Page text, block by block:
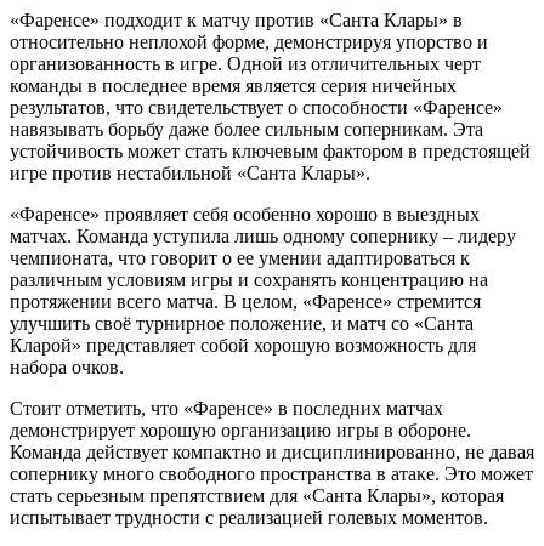
«Фаренсе» подходит к матчу против «Санта Клары» в
относительно неплохой форме, демонстрируя упорство и
организованность в игре. Одной из отличительных черт
команды в последнее время является серия ничейных
результатов, что свидетельствует о способности «Фаренсе»
навязывать борьбу даже более сильным соперникам. Эта
устойчивость может стать ключевым фактором в предстоящей
игре против нестабильной «Санта Клары».
«Фаренсе» проявляет себя особенно хорошо в выездных
матчах. Команда уступила лишь одному сопернику – лидеру
чемпионата, что говорит о ее умении адаптироваться к
различным условиям игры и сохранять концентрацию на
протяжении всего матча. В целом, «Фаренсе» стремится
улучшить своё турнирное положение, и матч со «Санта
Кларой» представляет собой хорошую возможность для
набора очков.
Стоит отметить, что «Фаренсе» в последних матчах
демонстрирует хорошую организацию игры в обороне.
Команда действует компактно и дисциплинированно, не давая
сопернику много свободного пространства в атаке. Это может
стать серьезным препятствием для «Санта Клары», которая
испытывает трудности с реализацией голевых моментов.